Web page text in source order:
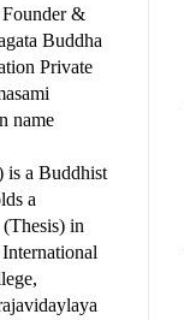
Founder &
Buddha
Private
name
is a Buddhist
a
in